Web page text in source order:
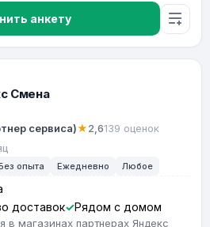
анкету
Смена
сервиса)★2,6139 оценок
опыта Ежедневно Любое
доставок
Рядом с домом
в магазинах партнерах Яндекс